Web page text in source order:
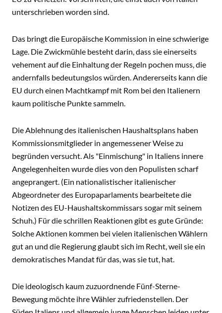
unterschrieben worden sind.
Das bringt die Europäische Kommission in eine schwierige
Lage. Die Zwickmühle besteht darin, dass sie einerseits
vehement auf die Einhaltung der Regeln pochen muss, die
andernfalls bedeutungslos würden. Andererseits kann die
EU durch einen Machtkampf mit Rom bei den Italienern
kaum politische Punkte sammeln.
Die Ablehnung des italienischen Haushaltsplans haben
Kommissionsmitglieder in angemessener Weise zu
begründen versucht. Als "Einmischung" in Italiens innere
Angelegenheiten wurde dies von den Populisten scharf
angeprangert. (Ein nationalistischer italienischer
Abgeordneter des Europaparlaments bearbeitete die
Notizen des EU-Haushaltskommissars sogar mit seinem
Schuh.) Für die schrillen Reaktionen gibt es gute Gründe:
Solche Aktionen kommen bei vielen italienischen Wählern
gut an und die Regierung glaubt sich im Recht, weil sie ein
demokratisches Mandat für das, was sie tut, hat.
Die ideologisch kaum zuzuordnende Fünf-Sterne-
Bewegung möchte ihre Wähler zufriedenstellen. Der